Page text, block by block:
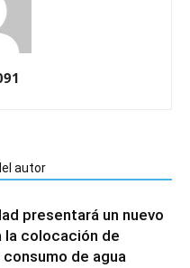
autor
presentará un nuevo
la colocación de
de agua